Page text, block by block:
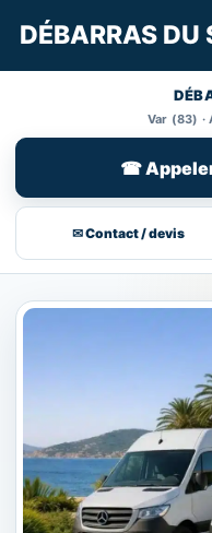
DÉBARRAS DU
Var (83)
☎
✉ Contact / devis